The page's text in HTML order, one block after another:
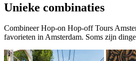
Unieke combinaties
Combineer Hop-on Hop-off Tours
favorieten in Amsterdam. Soms zijn